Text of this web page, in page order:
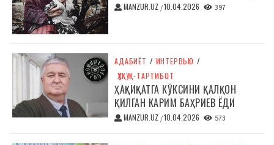
MANZUR.UZ /10.04.2026 397
АДАБИЁТ / ИНТЕРВЬЮ /
ҲУҚУҚ-ТАРТИБОТ
ҲАҚИҚАТГА КЎКСИНИ ҚАЛҚОН
ҚИЛГАН КАРИМ БАҲРИЕВ ЁДИ
MANZUR.UZ /10.04.2026 573